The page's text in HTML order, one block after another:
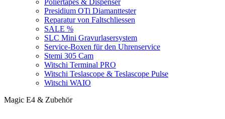
Poliertapes & Dispenser
Presidium OTi Diamanttester
Reparatur von Faltschliessen
SALE %
SLC Mini Gravurlasersystem
Service-Boxen für den Uhrenservice
Stemi 305 Cam
Witschi Terminal PRO
Witschi Teslascope & Teslascope Pulse
Witschi WAIO
Magic E4 & Zubehör